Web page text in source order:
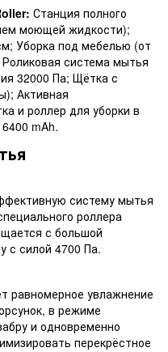
Станция полного
моющей жидкости);
Уборка под мебелью (от
система мытья
32000 Па; Щётка с
Активная
и роллер для уборки в
mAh.
систему мытья
роллера
с большой
с силой 4700 Па.
равномерное увлажнение
в режиме
и одновременно
перекрёстное